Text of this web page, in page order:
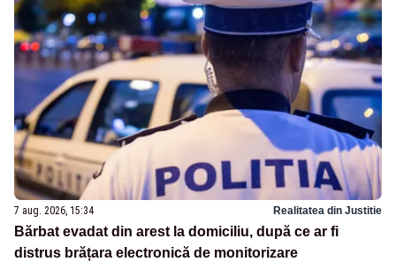
7 aug. 2026, 15:34 Realitatea din Justitie
Bărbat evadat din arest la domiciliu, după ce ar fi
distrus brățara electronică de monitorizare